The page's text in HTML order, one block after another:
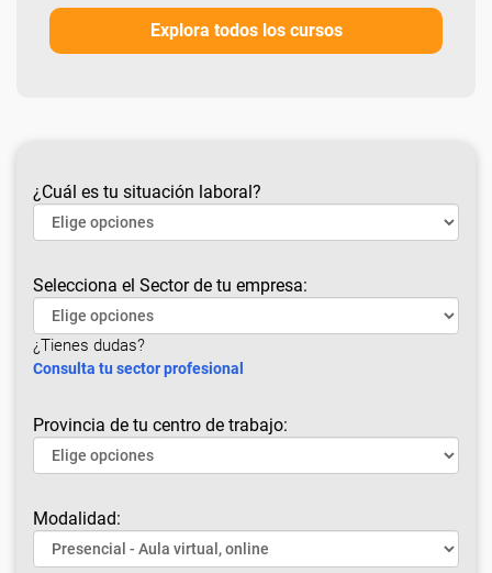
Explora todos los cursos
¿Cuál es tu situación laboral?
Selecciona el Sector de tu empresa:
¿Tienes dudas?
Consulta tu sector profesional
Provincia de tu centro de trabajo:
Modalidad: